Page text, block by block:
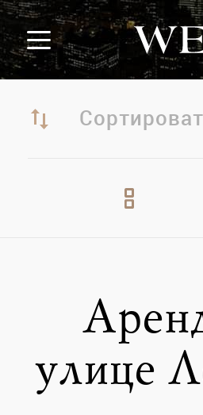
улице